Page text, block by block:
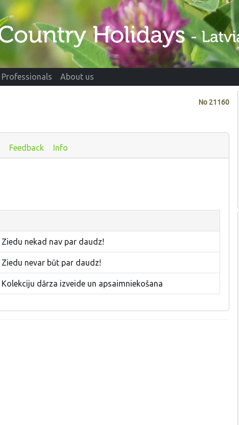
Professionals About us
No 21160
Feedback Info
nekad nav par daudz!
nevar būt par daudz!
dārza izveide un apsaimniekošana